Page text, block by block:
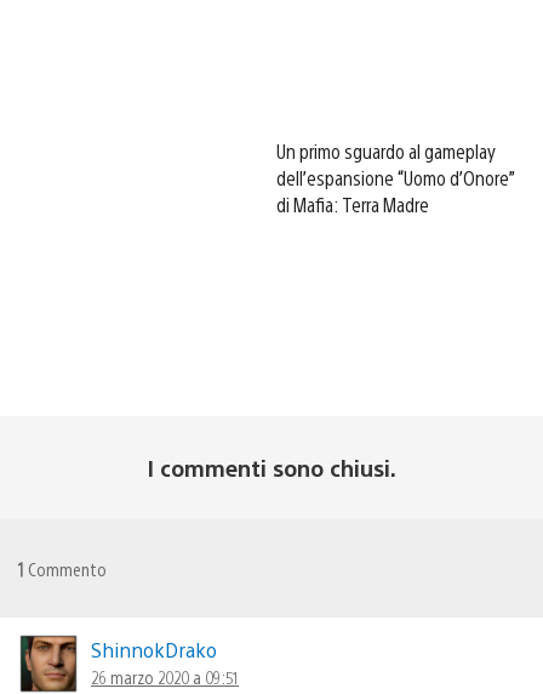
Un primo sguardo al gameplay
dell’espansione “Uomo d’Onore”
di Mafia: Terra Madre
I commenti sono chiusi.
1 Commento
ShinnokDrako
26 marzo 2020 a 09:51